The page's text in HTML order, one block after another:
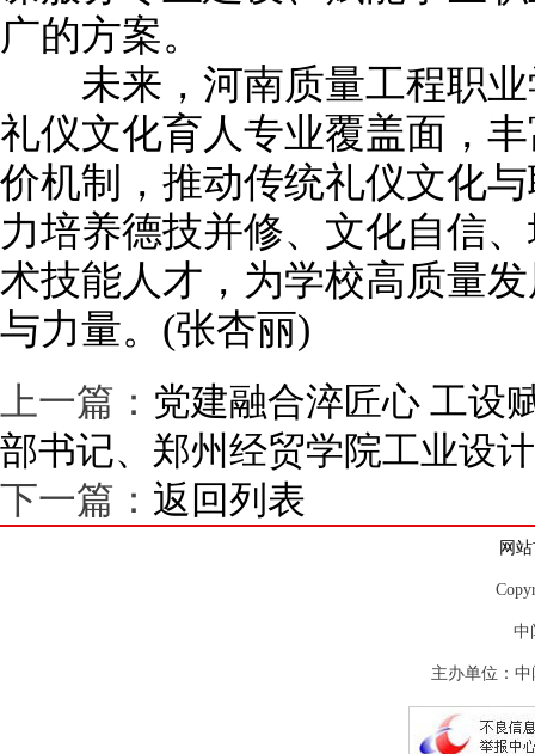
广的方案。
未来，河南质量工程职业
礼仪文化育人专业覆盖面，
价机制，推动传统礼仪文化
力培养德技并修、文化自信
术技能人才，为学校高质量
与力量。(张杏丽)
上一篇： 党建融合淬匠心 工
部书记、郑州经贸学院工业设
下一篇： 返回列表
网
中
主办单位：